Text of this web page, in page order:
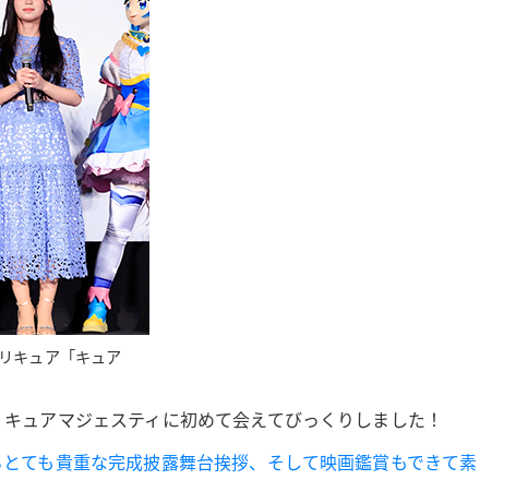
キュア「キュア
ュアマジェスティに初めて会えてびっくりしました！
ても貴重な完成披露舞台挨拶、そして映画鑑賞もできて素